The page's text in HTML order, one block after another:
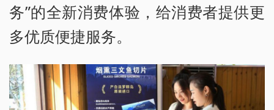
务”的全新消费体验，给消费者提供更
多优质便捷服务。